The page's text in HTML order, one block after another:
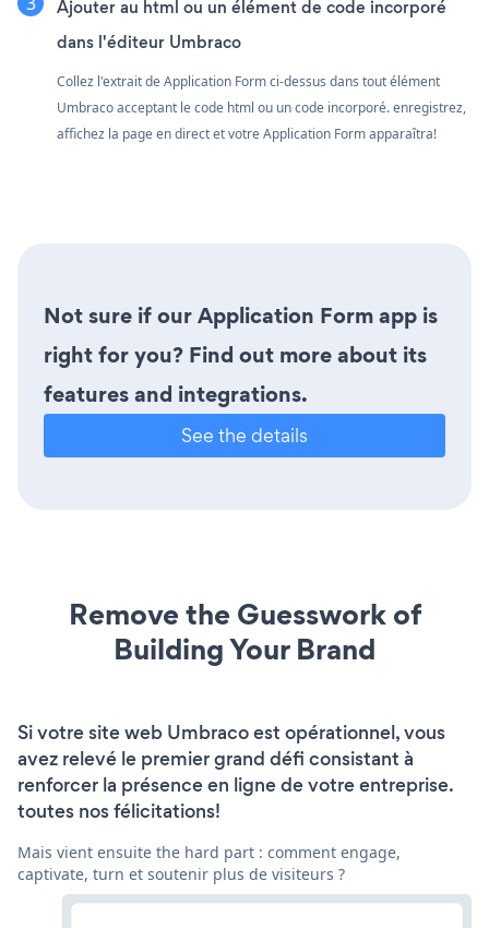
Ajouter au html ou un élément de code incorporé
dans l'éditeur Umbraco
Collez l'extrait de Application Form ci-dessus dans tout élément
Umbraco acceptant le code html ou un code incorporé. enregistrez,
affichez la page en direct et votre Application Form apparaîtra!
Not sure if our Application Form app is
right for you? Find out more about its
features and integrations.
See the details
Remove the Guesswork of
Building Your Brand
Si votre site web Umbraco est opérationnel, vous
avez relevé le premier grand défi consistant à
renforcer la présence en ligne de votre entreprise.
toutes nos félicitations!
Mais vient ensuite the hard part : comment engage,
captivate, turn et soutenir plus de visiteurs ?